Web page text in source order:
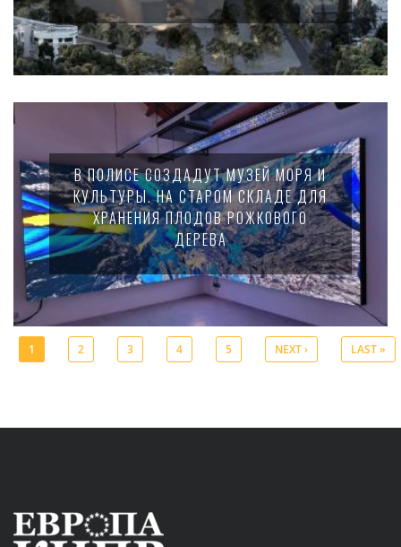
В ПОЛИСЕ СОЗДАДУТ МУЗЕЙ МОРЯ И
КУЛЬТУРЫ. НА СТАРОМ СКЛАДЕ ДЛЯ
ХРАНЕНИЯ ПЛОДОВ РОЖКОВОГО
ДЕРЕВА
1 2 3 4 5 NEXT › LAST »